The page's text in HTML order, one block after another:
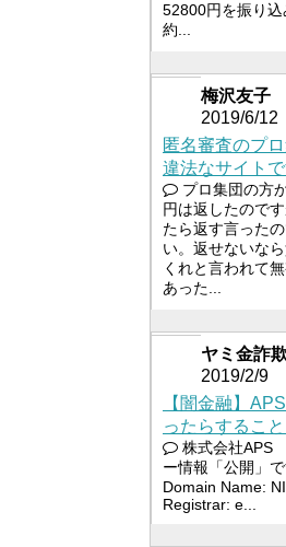
52800円を振り
約...
梅沢友子
2019/6/12
匿名審査のプ
違法なサイト
プロ集団の方
円は返したので
たら返す言った
い。返せないな
くれと言われて
あった...
ヤミ金詐
2019/2/9
【闇金融】
ったらすること
株式会社APS
ー情報「公開」
Domain Name:
Registrar: e...